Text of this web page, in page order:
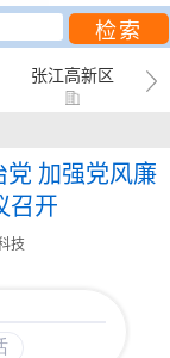
张江高新区
党 加强党风廉
召开
技